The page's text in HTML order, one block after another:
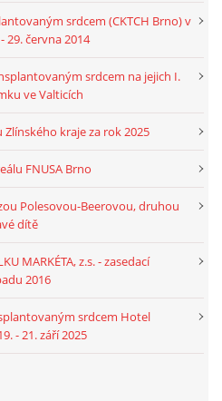
srdcem (CKTCH Brno) v
29. června 2014
srdcem na jejich I.
ve Valticích
kraje za rok 2025
FNUSA Brno
Polesovou-Beerovou, druhou
dítě
MARKÉTA, z.s. - zasedací
2016
srdcem Hotel
- 21. září 2025